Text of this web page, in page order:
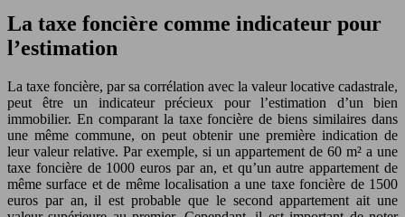
La taxe foncière comme indicateur pour
l’estimation
La taxe foncière, par sa corrélation avec la valeur locative cadastrale,
peut être un indicateur précieux pour l’estimation d’un bien
immobilier. En comparant la taxe foncière de biens similaires dans
une même commune, on peut obtenir une première indication de
leur valeur relative. Par exemple, si un appartement de 60 m² a une
taxe foncière de 1000 euros par an, et qu’un autre appartement de
même surface et de même localisation a une taxe foncière de 1500
euros par an, il est probable que le second appartement ait une